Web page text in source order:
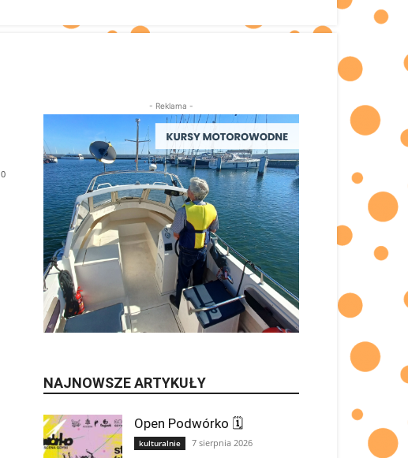
0
- Reklama -
NAJNOWSZE ARTYKUŁY
Open Podwórko 🗓
kulturalnie 7 sierpnia 2026